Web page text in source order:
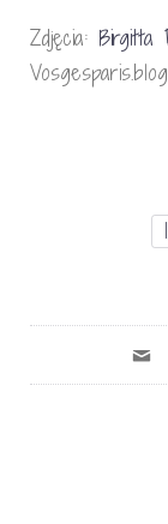
Zdjęcia: Birgitta